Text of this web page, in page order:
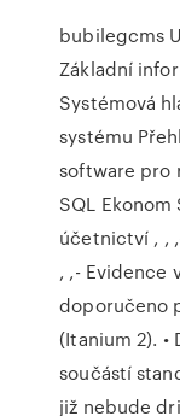
bubilegcms
Základní
Systémová
systému
software pro
SQL
účetnictví , ,
, ,- Evidence
doporučeno
(Itanium 2).
součástí
již nebude